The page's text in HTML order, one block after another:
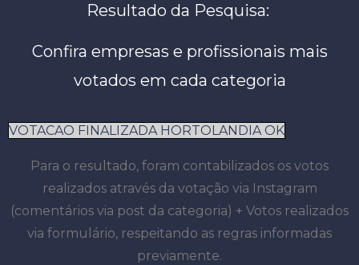
Resultado da Pesquisa:
Confira empresas e profissionais mais
votados em cada categoria
VOTACAO FINALIZADA HORTOLANDIA OK
Para o resultado, foram contabilizados os votos
realizados através da votação via Instagram
(comentários via post da categoria) + Votos realizados
via formulário, respeitando as regras informadas
previamente.